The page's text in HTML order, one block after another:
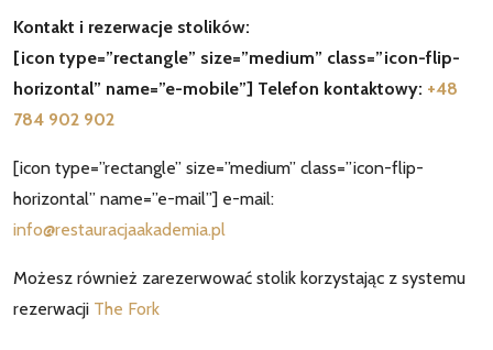
Kontakt i rezerwacje stolików:
[icon type=”rectangle” size=”medium” class=”icon-flip-
horizontal” name=”e-mobile”] Telefon kontaktowy: +48
784 902 902
[icon type=”rectangle” size=”medium” class=”icon-flip-
horizontal” name=”e-mail”] e-mail:
info@restauracjaakademia.pl
Możesz również zarezerwować stolik korzystając z systemu
rezerwacji The Fork